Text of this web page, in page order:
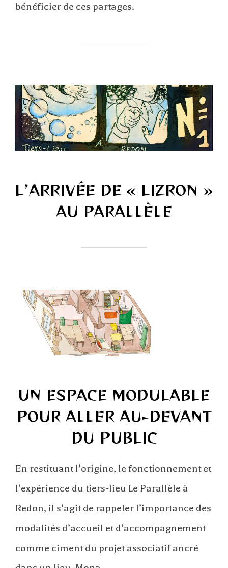
bénéficier de ces partages.
L’ARRIVÉE DE « LIZRON »
AU PARALLÈLE
UN ESPACE MODULABLE
POUR ALLER AU-DEVANT
DU PUBLIC
En restituant l’origine, le fonctionnement et
l’expérience du tiers-lieu Le Parallèle à
Redon, il s’agit de rappeler l’importance des
modalités d’accueil et d’accompagnement
comme ciment du projet associatif ancré